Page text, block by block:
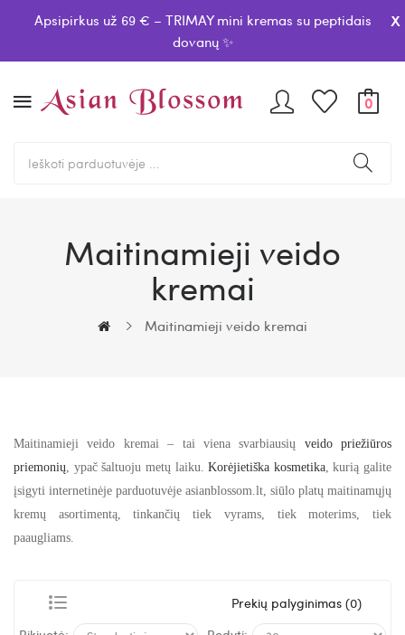
Apsipirkus už 69 € – TRIMAY mini kremas su peptidais
dovanų ✨
x
0
Maitinamieji veido
kremai
Maitinamieji veido kremai
Maitinamieji veido kremai – tai viena svarbiausių veido priežiūros
priemonių , ypač šaltuoju metų laiku.Korėjietiška kosmetika, kurią galite
įsigyti internetinėje parduotuvėje asianblossom.lt, siūlo platų maitinamųjų
kremų asortimentą, tinkančių tiek vyrams, tiek moterims, tiek
paaugliams.
Prekių palyginimas (0)